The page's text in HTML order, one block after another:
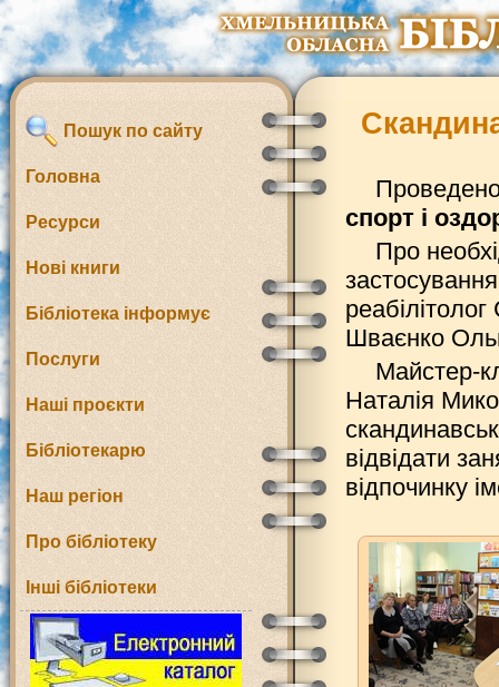
Пошук по сайту
Головна
Ресурси
Нові книги
Бібліотека інформує
Послуги
Наші проєкти
Бібліотекарю
Наш регіон
Про бібліотеку
Інші бібліотеки
спорт і
Про
Шваєнко
Майстер-
Наталія
відвідати
відпочинку